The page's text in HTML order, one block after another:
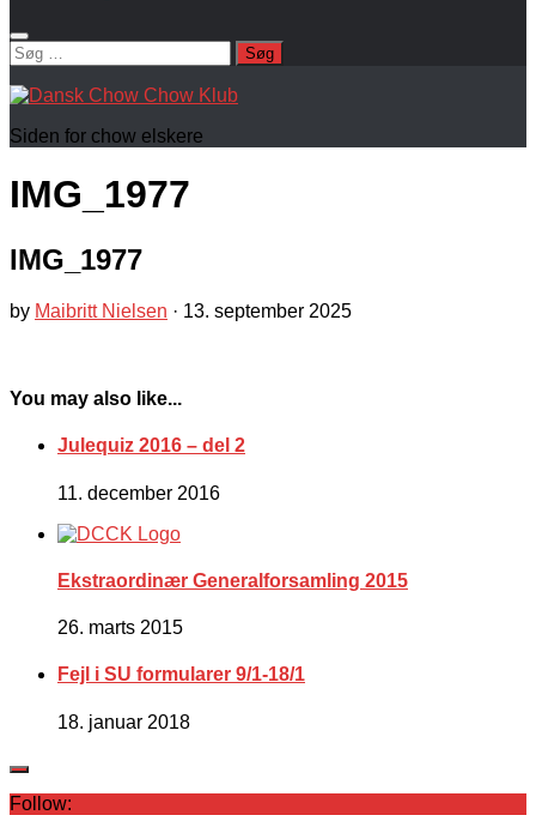
Søg
efter:
Siden for chow elskere
IMG_1977
IMG_1977
by Maibritt Nielsen · 13. september 2025
You may also like...
Julequiz 2016 – del 2
11. december 2016
Ekstraordinær Generalforsamling 2015
26. marts 2015
Fejl i SU formularer 9/1-18/1
18. januar 2018
Follow: